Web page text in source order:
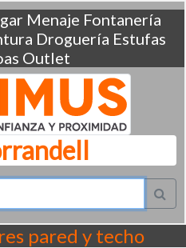
Menaje Fontanería
Droguería Estufas
Outlet
pared y techo